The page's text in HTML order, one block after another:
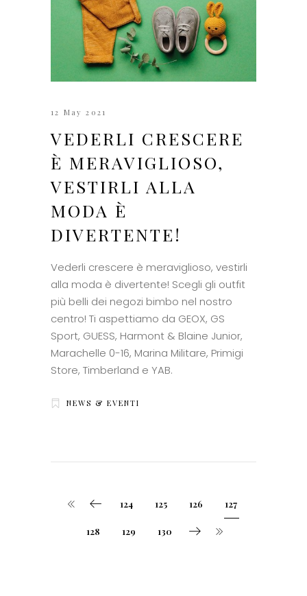
12 May 2021
VEDERLI CRESCERE
È MERAVIGLIOSO,
VESTIRLI ALLA
MODA È
DIVERTENTE!
Vederli crescere è meraviglioso, vestirli
alla moda è divertente! Scegli gli outfit
più belli dei negozi bimbo nel nostro
centro! Ti aspettiamo da GEOX, GS
Sport, GUESS, Harmont & Blaine Junior,
Marachelle 0-16, Marina Militare, Primigi
Store, Timberland e YAB.
NEWS & EVENTI
124 125 126 127
128 129 130